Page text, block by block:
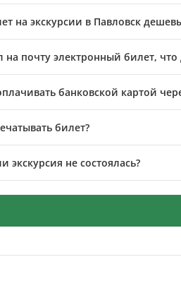
на экскурсии в Павловск
почту электронный билет, что
банковской картой
билет?
экскурсия не состоялась?